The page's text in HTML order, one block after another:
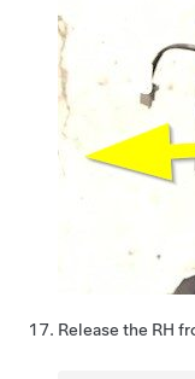
Release the RH